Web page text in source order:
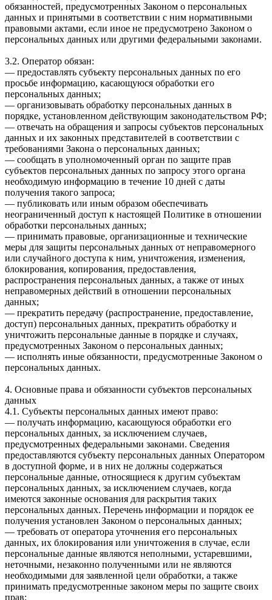
обязанностей, предусмотренных Законом о персональных
данных и принятыми в соответствии с ним нормативными
правовыми актами, если иное не предусмотрено Законом о
персональных данных или другими федеральными законами.
3.2. Оператор обязан:
— предоставлять субъекту персональных данных по его
просьбе информацию, касающуюся обработки его
персональных данных;
— организовывать обработку персональных данных в
порядке, установленном действующим законодательством РФ;
— отвечать на обращения и запросы субъектов персональных
данных и их законных представителей в соответствии с
требованиями Закона о персональных данных;
— сообщать в уполномоченный орган по защите прав
субъектов персональных данных по запросу этого органа
необходимую информацию в течение 10 дней с даты
получения такого запроса;
— публиковать или иным образом обеспечивать
неограниченный доступ к настоящей Политике в отношении
обработки персональных данных;
— принимать правовые, организационные и технические
меры для защиты персональных данных от неправомерного
или случайного доступа к ним, уничтожения, изменения,
блокирования, копирования, предоставления,
распространения персональных данных, а также от иных
неправомерных действий в отношении персональных
данных;
— прекратить передачу (распространение, предоставление,
доступ) персональных данных, прекратить обработку и
уничтожить персональные данные в порядке и случаях,
предусмотренных Законом о персональных данных;
— исполнять иные обязанности, предусмотренные Законом о
персональных данных.
4. Основные права и обязанности субъектов персональных
данных
4.1. Субъекты персональных данных имеют право:
— получать информацию, касающуюся обработки его
персональных данных, за исключением случаев,
предусмотренных федеральными законами. Сведения
предоставляются субъекту персональных данных Оператором
в доступной форме, и в них не должны содержаться
персональные данные, относящиеся к другим субъектам
персональных данных, за исключением случаев, когда
имеются законные основания для раскрытия таких
персональных данных. Перечень информации и порядок ее
получения установлен Законом о персональных данных;
— требовать от оператора уточнения его персональных
данных, их блокирования или уничтожения в случае, если
персональные данные являются неполными, устаревшими,
неточными, незаконно полученными или не являются
необходимыми для заявленной цели обработки, а также
принимать предусмотренные законом меры по защите своих
прав;